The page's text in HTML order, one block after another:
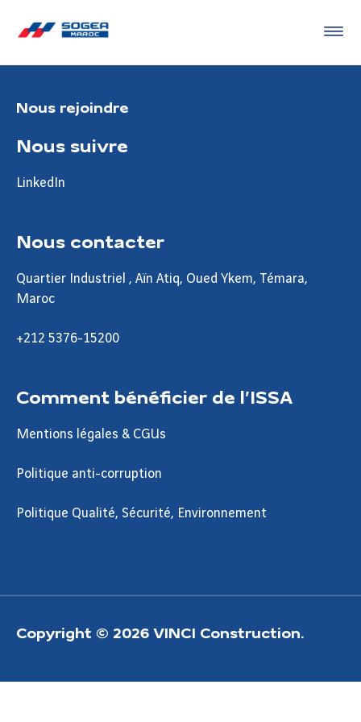
Nous rejoindre
Nous suivre
LinkedIn
Nous contacter
Quartier Industriel , Aïn Atiq, Oued Ykem, Témara,
Maroc
+212 5376-15200
Comment bénéficier de l’ISSA
Mentions légales & CGUs
Politique anti-corruption
Politique Qualité, Sécurité, Environnement
Copyright © 2026 VINCI Construction.